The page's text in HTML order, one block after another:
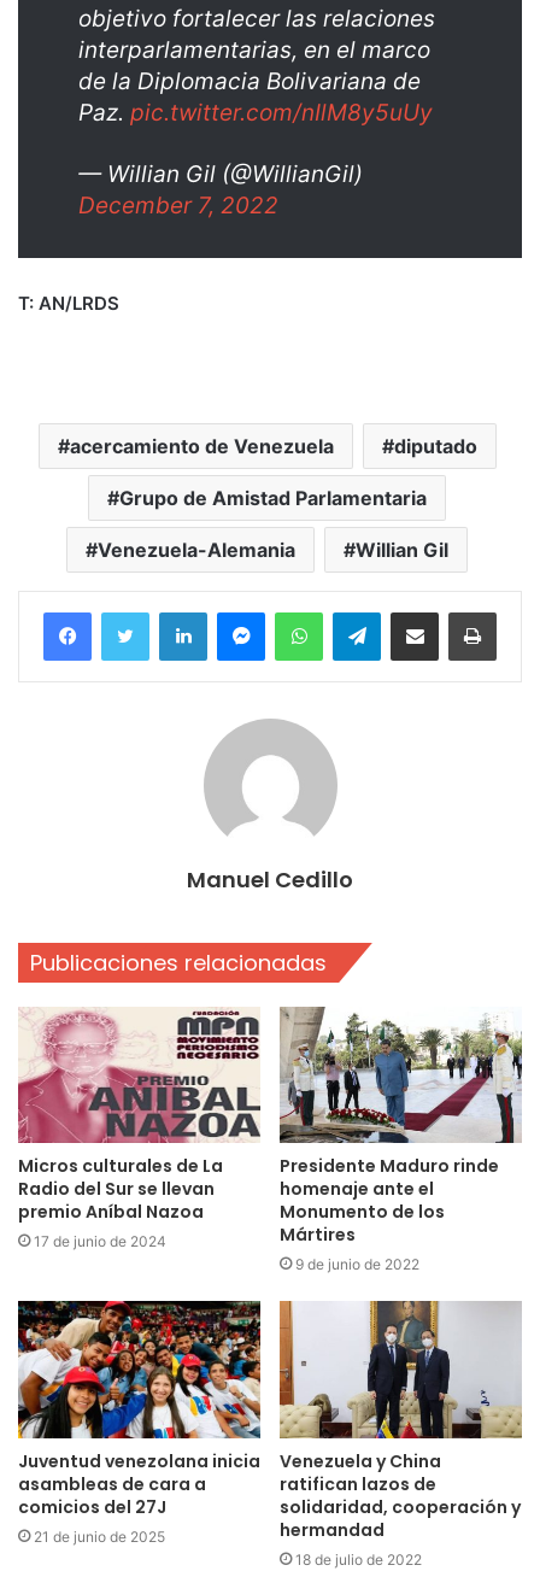
objetivo fortalecer las relaciones
interparlamentarias, en el marco
de la Diplomacia Bolivariana de
Paz. pic.twitter.com/nIlM8y5uUy
— Willian Gil (@WillianGil)
December 7, 2022
T: AN/LRDS
acercamiento de Venezuela diputado
Grupo de Amistad Parlamentaria
Venezuela-Alemania Willian Gil
FacebookTwitter LinkedInMessengerWhatsAppTelegramCompartir por correo electrónico
Manuel Cedillo
Publicaciones relacionadas
Micros culturales de La
Radio del Sur se llevan
premio Aníbal Nazoa
17 de junio de 2024
Presidente Maduro rinde
homenaje ante el
Monumento de los
Mártires
9 de junio de 2022
Juventud venezolana inicia
asambleas de cara a
comicios del 27J
21 de junio de 2025
Venezuela y China
ratifican lazos de
solidaridad, cooperación y
hermandad
18 de julio de 2022